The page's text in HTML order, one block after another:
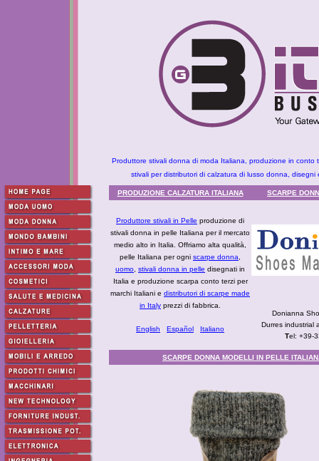
Produttore stivali donna di moda Italiana, produzione in
stivali per distributori di calzatura di lusso donna,
PRODUZIONE CALZATURA ITALIANA SCARPE
Produttore stivali in Pelle produzione di
stivali donna in pelle Italiana per il mercato
medio alto in Italia. Offriamo alta qualità,
pelle Italiana per ogni scarpe donna
uomo stivali donna in pelle disegnati in
Italia e produzione scarpa conto terzi per
marchi Italiani e distributori di scarpe made
in Italy prezzi di fabbrica.
English Español Italiano
Donianna
Durres industrial
Tel: +39-
SCARPE DONNA MODELLI IN PELLE